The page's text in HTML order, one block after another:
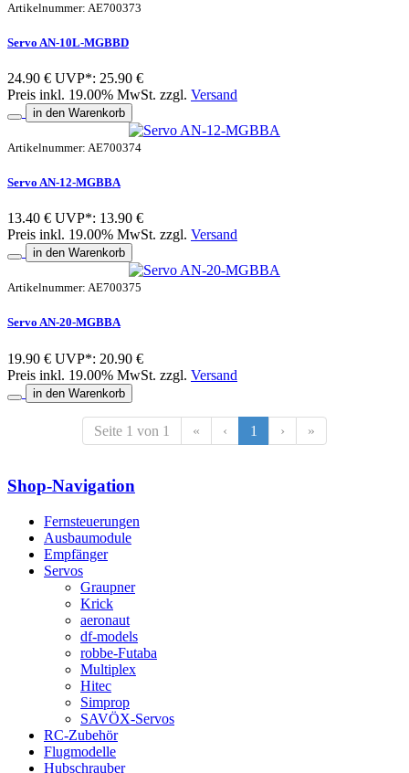
Artikelnummer: AE700373
Servo AN-10L-MGBBD
24.90 € UVP*: 25.90 €
Preis inkl. 19.00% MwSt. zzgl. Versand
in den Warenkorb
Artikelnummer: AE700374
Servo AN-12-MGBBA
13.40 € UVP*: 13.90 €
Preis inkl. 19.00% MwSt. zzgl. Versand
in den Warenkorb
Artikelnummer: AE700375
Servo AN-20-MGBBA
19.90 € UVP*: 20.90 €
Preis inkl. 19.00% MwSt. zzgl. Versand
in den Warenkorb
Seite 1 von 1 « ‹ 1 › »
Shop-Navigation
Fernsteuerungen
Ausbaumodule
Empfänger
Servos
Graupner
Krick
aeronaut
df-models
robbe-Futaba
Multiplex
Hitec
Simprop
SAVÖX-Servos
RC-Zubehör
Flugmodelle
Hubschrauber